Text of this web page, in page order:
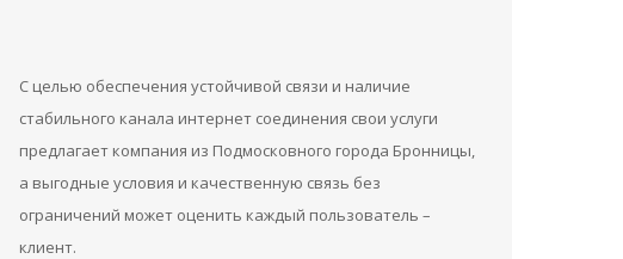
С целью обеспечения устойчивой связи и наличие
стабильного канала интернет соединения свои услуги
предлагает компания из Подмосковного города Бронницы,
а выгодные условия и качественную связь без
ограничений может оценить каждый пользователь –
клиент.